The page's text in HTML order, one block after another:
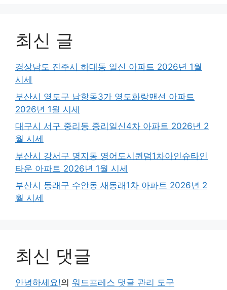
최신 글
경상남도 진주시 하대동 일신 아파트 2026년 1월
시세
부산시 영도구 남항동3가 영도화랑맨션 아파트
2026년 1월 시세
대구시 서구 중리동 중리일신4차 아파트 2026년 2
월 시세
부산시 강서구 명지동 영어도시퀸덤1차아인슈타인
타운 아파트 2026년 1월 시세
부산시 동래구 수안동 새동래1차 아파트 2026년 2
월 시세
최신 댓글
안녕하세요!의 워드프레스 댓글 관리 도구